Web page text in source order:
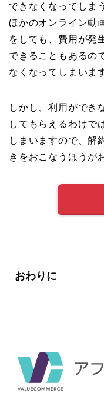
できなくなってしま
ほかのオンライン動
をしても、費用が発
できることもあるの
なくなってしまいま
しかし、利用ができ
してもらえるわけで
しまいますので、解
きをおこなうほうが
おわりに